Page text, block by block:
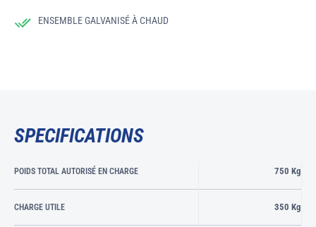
ENSEMBLE GALVANISÉ À CHAUD
SPECIFICATIONS
POIDS TOTAL AUTORISÉ EN CHARGE 750 Kg
CHARGE UTILE 350 Kg